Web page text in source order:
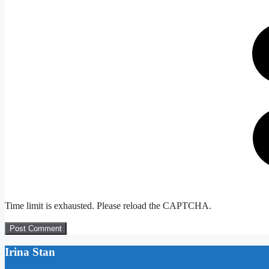
Time limit is exhausted. Please reload the CAPTCHA.
Irina Stan